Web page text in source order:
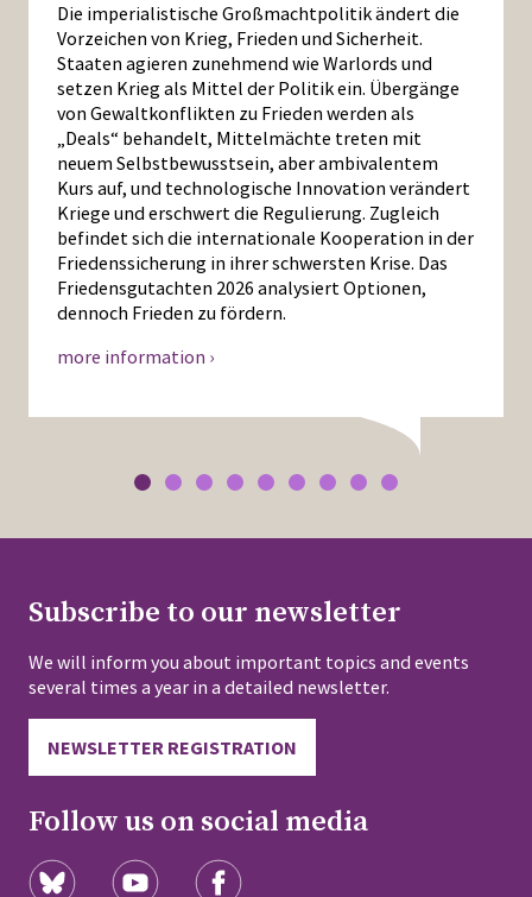
Die imperialistische Großmachtpolitik ändert die
Vorzeichen von Krieg, Frieden und Sicherheit.
Staaten agieren zunehmend wie Warlords und
setzen Krieg als Mittel der Politik ein. Übergänge
von Gewaltkonflikten zu Frieden werden als
„Deals“ behandelt, Mittelmächte treten mit
neuem Selbstbewusstsein, aber ambivalentem
Kurs auf, und technologische Innovation verändert
Kriege und erschwert die Regulierung. Zugleich
befindet sich die internationale Kooperation in der
Friedenssicherung in ihrer schwersten Krise. Das
Friedensgutachten 2026 analysiert Optionen,
dennoch Frieden zu fördern.
more information ›
Subscribe to our newsletter
We will inform you about important topics and events
several times a year in a detailed newsletter.
NEWSLETTER REGISTRATION
Follow us on social media